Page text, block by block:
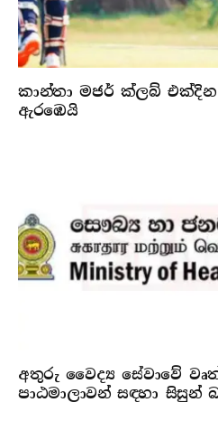
කාන්තා මජර් ක්ලබ් එක්දින
ඇරඹෙයි
අතුරු වෛද්‍ය සේවාවේ
පාඨමාලාවන් සඳහා සිසුන්